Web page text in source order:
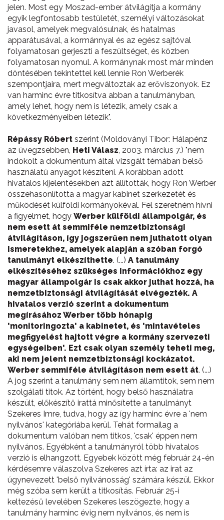
jelen. Most egy Moszad-ember átvilágítja a kormány
egyik legfontosabb testületét, személyi változásokat
javasol, amelyek megvalósulnak, és hatalmas
apparátusával, a kormánnyal és az egész sajtóval
folyamatosan gerjeszti a feszültséget, és közben
folyamatosan nyomul. A kormánynak most már minden
döntésében tekintettel kell lennie Ron Werberék
szempontjaira, mert megváltoztak az erőviszonyok. Ez
van harminc évre titkosítva abban a tanulmányban,
amely lehet, hogy nem is létezik, amely csak a
következményeiben létezik".
Répássy Róbert szerint (Moldoványi Tibor: Hálapénz
az üvegzsebben, Heti Válasz, 2003. március 7.) "nem
indokolt a dokumentum által vizsgált témában belső
használatú anyagot készíteni. A korábban adott
hivatalos kijelentésekben azt állították, hogy Ron Werber
összehasonlította a magyar kabinet szerkezetét és
működését külföldi kormányokéval. Fel szeretném hívni
a figyelmet, hogy Werber külföldi állampolgár, és
nem esett át semmiféle nemzetbiztonsági
átvilágításon, így jogszerűen nem juthatott olyan
ismeretekhez, amelyek alapján a szóban forgó
tanulmányt elkészíthette. (...) A tanulmány
elkészítéséhez szükséges információkhoz egy
magyar állampolgár is csak akkor juthat hozzá, ha
nemzetbiztonsági átvilágítását elvégezték. A
hivatalos verzió szerint a dokumentum
megírásához Werber több hónapig
'monitoringozta' a kabinetet, és 'mintavételes
megfigyelést hajtott végre a kormány szervezeti
egységeiben'. Ezt csak olyan személy teheti meg,
aki nem jelent nemzetbiztonsági kockázatot.
Werber semmiféle átvilágításon nem esett át. (...)
A jog szerint a tanulmány sem nem államtitok, sem nem
szolgálati titok. Az történt, hogy belső használatra
készült, előkészítő irattá minősítette a tanulmányt
Szekeres Imre, tudva, hogy az így harminc évre a 'nem
nyilvános' kategóriába kerül. Tehát formailag a
dokumentum valóban nem titkos, 'csak' éppen nem
nyilvános. Egyébként a tanulmányról több hivatalos
verzió is elhangzott. Egyebek között még február 24-én
kérdésemre válaszolva Szekeres azt írta: az irat az
úgynevezett 'belső nyilvánosság' számára készül. Ekkor
még szóba sem került a titkosítás. Február 25-i
keltezésű levelében Szekeres leszögezte, hogy a
tanulmány harminc évig nem nyilvános, és nem is